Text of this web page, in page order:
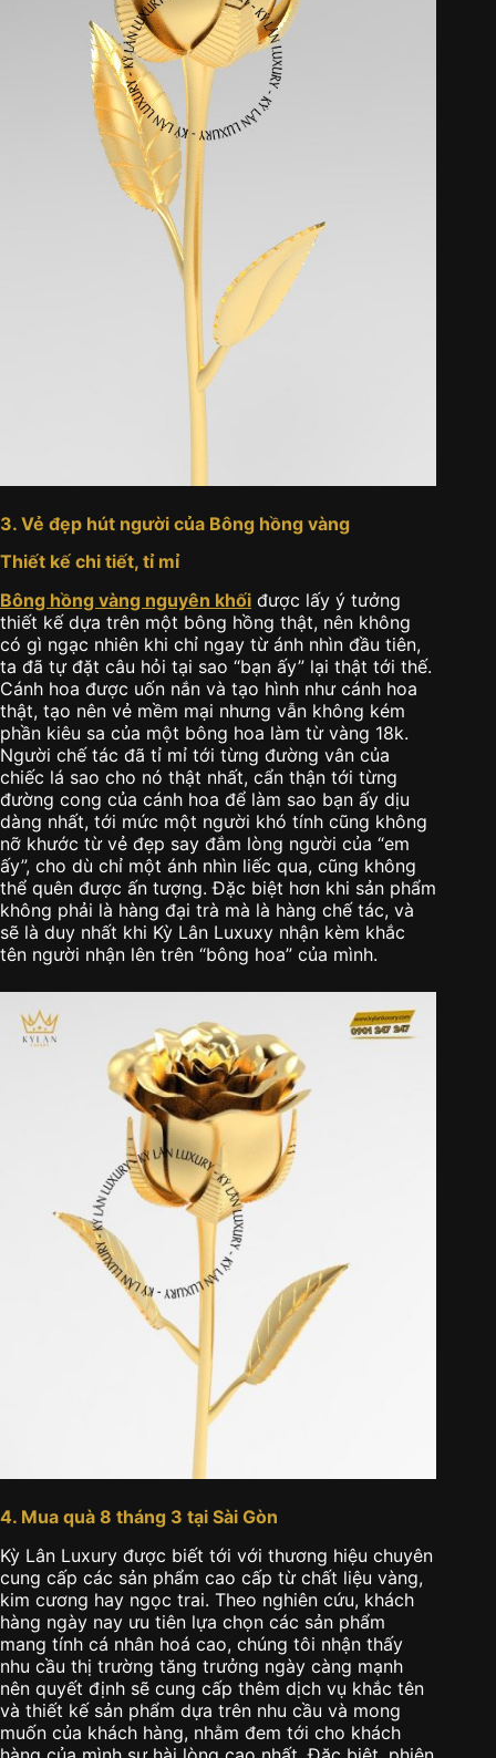
3. Vẻ đẹp hút người của Bông hồng vàng
Thiết kế chi tiết, tỉ mỉ
Bông hồng vàng nguyên khối được lấy ý tưởng
thiết kế dựa trên một bông hồng thật, nên không
có gì ngạc nhiên khi chỉ ngay từ ánh nhìn đầu tiên,
ta đã tự đặt câu hỏi tại sao “bạn ấy” lại thật tới thế.
Cánh hoa được uốn nắn và tạo hình như cánh hoa
thật, tạo nên vẻ mềm mại nhưng vẫn không kém
phần kiêu sa của một bông hoa làm từ vàng 18k.
Người chế tác đã tỉ mỉ tới từng đường vân của
chiếc lá sao cho nó thật nhất, cẩn thận tới từng
đường cong của cánh hoa để làm sao bạn ấy dịu
dàng nhất, tới mức một người khó tính cũng không
nỡ khước từ vẻ đẹp say đắm lòng người của “em
ấy”, cho dù chỉ một ánh nhìn liếc qua, cũng không
thể quên được ấn tượng. Đặc biệt hơn khi sản phẩm
không phải là hàng đại trà mà là hàng chế tác, và
sẽ là duy nhất khi Kỳ Lân Luxuxy nhận kèm khắc
tên người nhận lên trên “bông hoa” của mình.
4. Mua quà 8 tháng 3 tại Sài Gòn
Kỳ Lân Luxury được biết tới với thương hiệu chuyên
cung cấp các sản phẩm cao cấp từ chất liệu vàng,
kim cương hay ngọc trai. Theo nghiên cứu, khách
hàng ngày nay ưu tiên lựa chọn các sản phẩm
mang tính cá nhân hoá cao, chúng tôi nhận thấy
nhu cầu thị trường tăng trưởng ngày càng mạnh
nên quyết định sẽ cung cấp thêm dịch vụ khắc tên
và thiết kế sản phẩm dựa trên nhu cầu và mong
muốn của khách hàng, nhằm đem tới cho khách